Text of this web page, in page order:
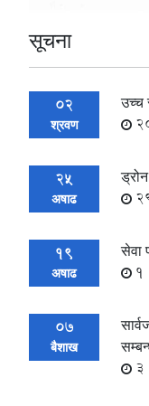
सूचना
02
श्रवण
उच्च
25
अषाढ
19
अषाढ
सेवा
1
07
बैशाख
3